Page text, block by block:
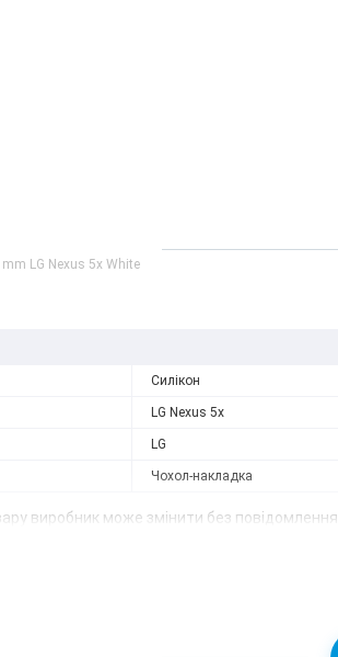
LG Nexus 5x White
Силікон
LG Nexus 5x
LG
Чохол-накладка
виробник може змінити без повідомлення.